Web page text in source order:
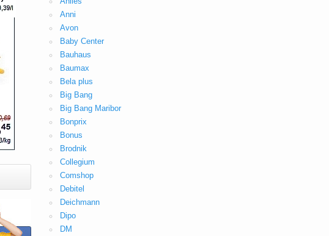
Anni
Avon
Baby Center
Bauhaus
Baumax
Bela plus
Big Bang
Big Bang Maribor
Bonprix
Bonus
Brodnik
Collegium
Comshop
Debitel
Deichmann
Dipo
DM